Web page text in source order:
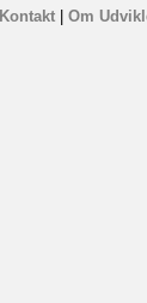
Kontakt| Om